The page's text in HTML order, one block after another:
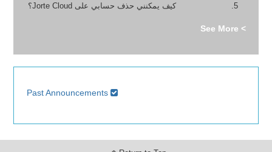
كيف يمكنني حذف حسابي على Jorte Cloud؟
> See More
Past Announcements